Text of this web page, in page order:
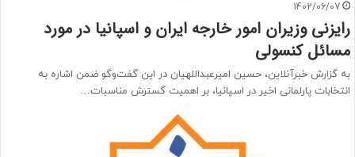
1402/06/07
رایزنی وزیران امور خارجه ایران و اسپانیا در مورد
مسائل کنسولی
به گزارش خبرآنلاین، حسین امیرعبداللهیان در این گفت‌وگو ضمن اشاره به
انتخابات پارلمانی اخیر در اسپانیا، بر اهمیت گسترش مناسبات…